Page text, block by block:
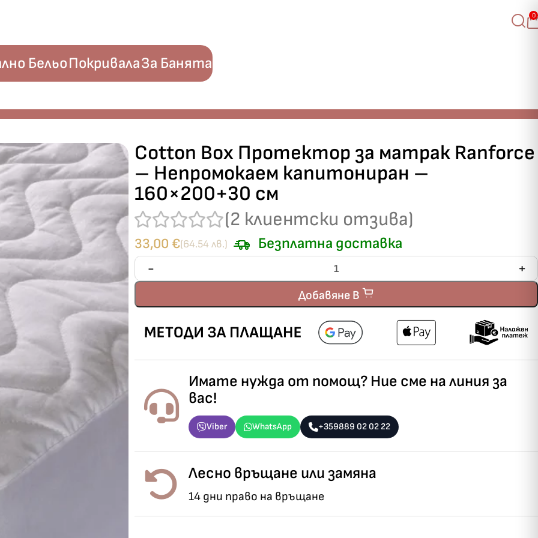
0
БельоПокривалаЗа Банята
Cotton Box Протектор за матрак Ranforce
– Непромокаем капитониран –
160×200+30 см
(2 клиентски отзива)
33,00 €(64.54 лв.) Безплатна доставка
Добавяне В
Имате нужда от помощ? Ние сме на линия за
вас!
Viber WhatsApp +359889 02 02 22
Лесно връщане или замяна
14 дни право на връщане